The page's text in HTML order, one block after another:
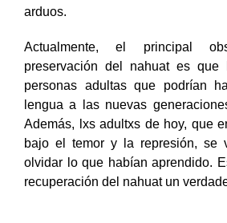
arduos.
Actualmente, el principal
preservación del nahuat es
personas adultas que podrían
lengua a las nuevas
Además, lxs adultxs de hoy, que
bajo el temor y la represión, se
olvidar lo que habían aprendido.
recuperación del nahuat un